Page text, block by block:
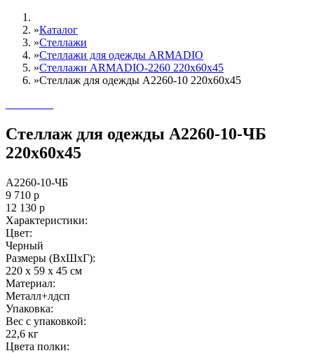
»Каталог
»Стеллажи
»Cтеллажи для одежды ARMADIO
»Стеллажи ARMADIO-2260 220х60х45
»Стеллаж для одежды A2260-10 220х60х45
Стеллаж для одежды A2260-10-ЧБ
220х60х45
A2260-10-ЧБ
9 710 р
12 130 р
Характеристики:
Цвет:
Черный
Размеры (ВxШxГ):
220 x 59 x 45 см
Материал:
Металл+лдсп
Упаковка:
Вес с упаковкой:
22,6 кг
Цвета полки: